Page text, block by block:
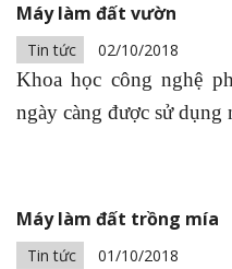
Máy làm đất vườn
Tin tức 02/10/2018
Khoa học công nghệ
ngày càng được sử
Máy làm đất trồng mía
Tin tức 01/10/2018